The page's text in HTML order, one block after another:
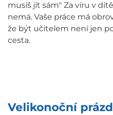
musíš jít sám" Za víru v
nemá. Vaše práce má
že být učitelem není jen
cesta.
Velikonoční